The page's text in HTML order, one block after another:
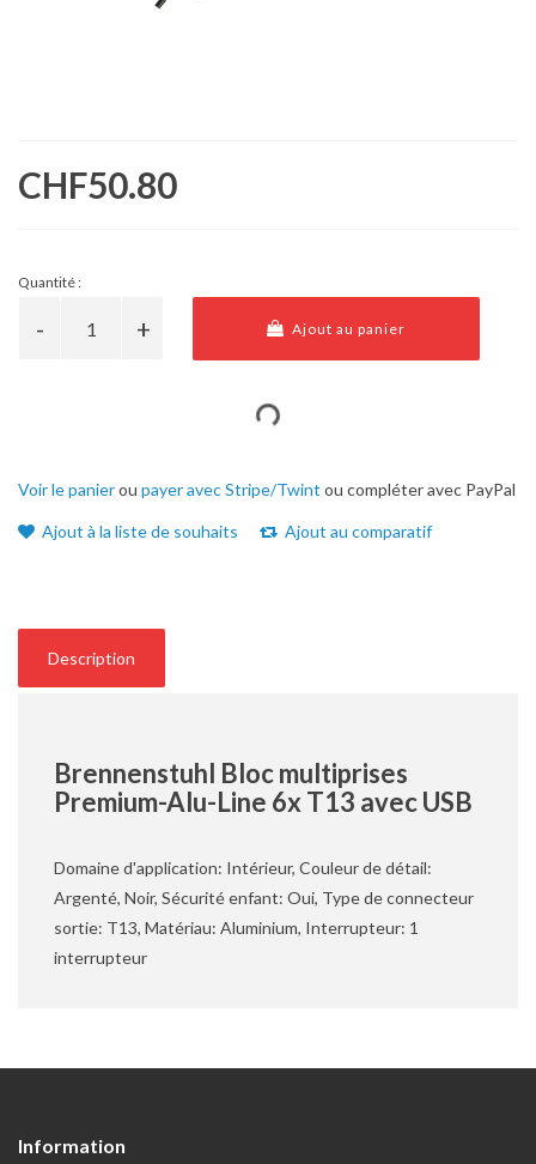
CHF50.80
Quantité :
Ajout au panier
Voir le panierou payer avec Stripe/Twint ou compléter avec PayPal
Ajout à la liste de souhaits Ajout au comparatif
Description
Brennenstuhl Bloc multiprises
Premium-Alu-Line 6x T13 avec USB
Domaine d'application: Intérieur, Couleur de détail:
Argenté, Noir, Sécurité enfant: Oui, Type de connecteur
sortie: T13, Matériau: Aluminium, Interrupteur: 1
interrupteur
Information